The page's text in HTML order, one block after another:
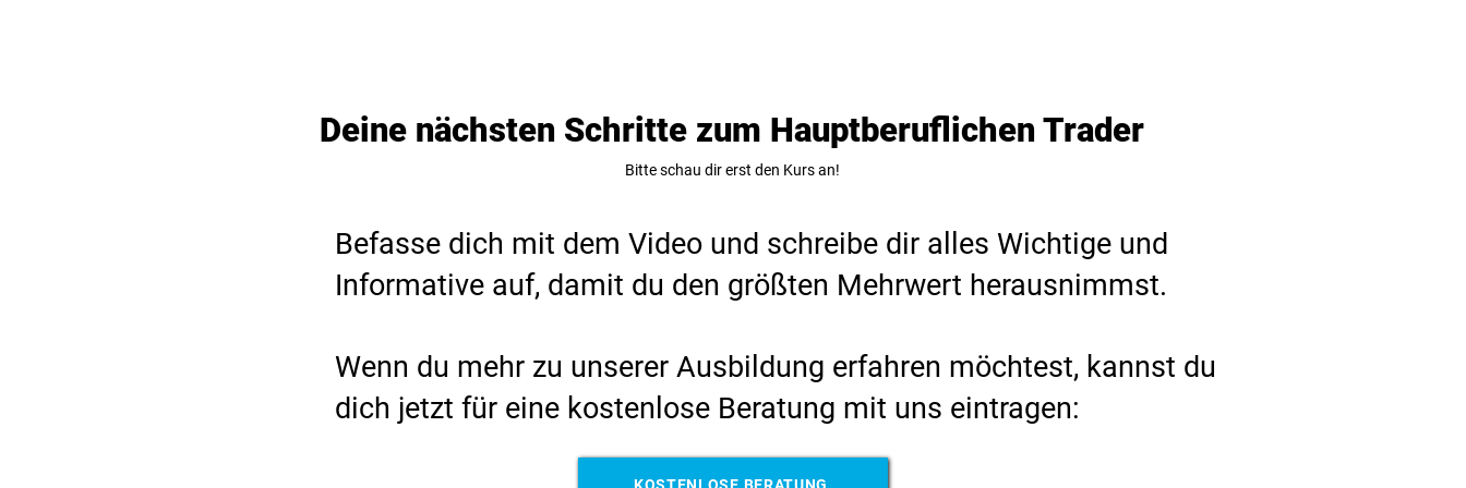
Deine nächsten Schritte zum Hauptberuflichen Trader
Bitte schau dir erst den Kurs an!
Befasse dich mit dem Video und schreibe dir alles Wichtige und
Informative auf, damit du den größten Mehrwert herausnimmst.
Wenn du mehr zu unserer Ausbildung erfahren möchtest, kannst du
dich jetzt für eine kostenlose Beratung mit uns eintragen: